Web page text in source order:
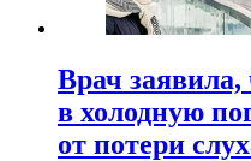
Врач
в холодную
от потери